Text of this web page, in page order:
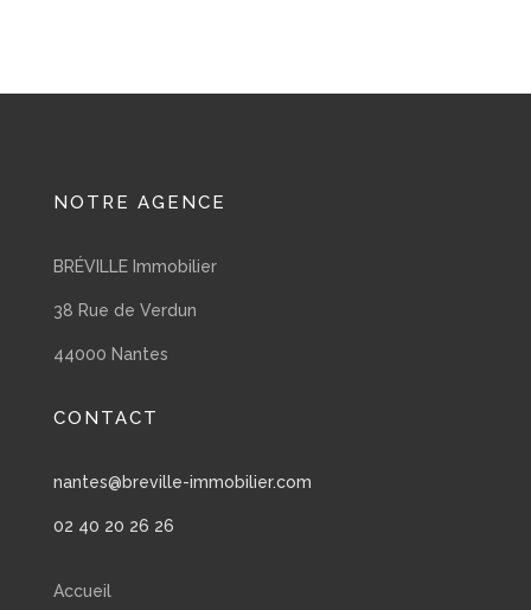
NOTRE AGENCE
BRÉVILLE Immobilier
38 Rue de Verdun
44000 Nantes
CONTACT
nantes@breville-immobilier.com
02 40 20 26 26
Accueil